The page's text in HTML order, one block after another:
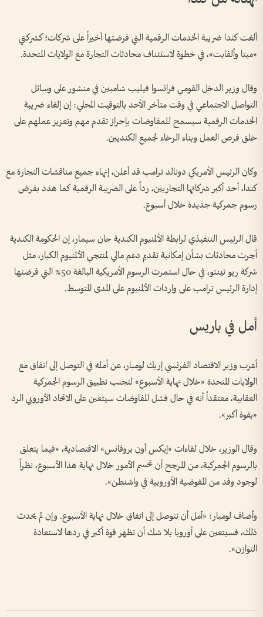
ألغت كندا ضريبة الخدمات الرقمية التي فرضتها أخيراً على شركات؛ كشركتي
«ميتا وألفابت»، في خطوة لاستئناف محادثات التجارة مع الولايات المتحدة.
وقال وزير الدخل القومي فرانسوا فيليب شامبين في منشور على وسائل
التواصل الاجتماعي في وقت متأخر الأحد بالتوقيت المحلي: إن إلغاء ضريبة
الخدمات الرقمية سيسمح للمفاوضات بإحراز تقدم مهم وتعزيز عملهم على
خلق فرص العمل وبناء الرخاء لجميع الكنديين.
وكان الرئيس الأمريكي دونالد ترامب قد أعلن، إنهاء جميع مناقشات التجارة مع
كندا، أحد أكبر شركائها التجاريين، رداً على الضريبة الرقمية كما هدد بفرض
رسوم جمركية جديدة خلال أسبوع.
قال الرئيس التنفيذي لرابطة الألمنيوم الكندية جان سيمار، إن الحكومة الكندية
أجرت محادثات بشأن إمكانية تقديم دعم مالي لمنتجي الألمنيوم الكبار، مثل
شركة ريو تينتو، في حال استمرت الرسوم الأمريكية البالغة 50% التي فرضتها
إدارة الرئيس ترامب على واردات الألمنيوم على المدى المتوسط.
أمل في باريس
أعرب وزير الاقتصاد الفرنسي إريك لومبار، عن أمله في التوصل إلى اتفاق مع
الولايات المتحدة «خلال نهاية الأسبوع» لتجنب تطبيق الرسوم الجمركية
العقابية، معتقداً أنه في حال فشل المفاوضات سيتعين على الاتحاد الأوروبي الرد
«بقوة أكبر».
وقال الوزير، خلال لقاءات «إيكس أون بروفانس» الاقتصادية، «فيما يتعلق
بالرسوم الجمركية، من المرجح أن تحسم الأمور خلال نهاية هذا الأسبوع، نظراً
لوجود وفد من المفوضية الأوروبية في واشنطن».
وأضاف لومبار: «آمل أن نتوصل إلى اتفاق خلال نهاية الأسبوع. وإن لم يحدث
ذلك، فسيتعين على أوروبا بلا شك أن تظهر قوة أكبر في ردها لاستعادة
التوازن».